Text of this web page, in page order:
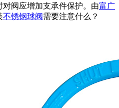
阀应增加支承件保护。由富广
不锈钢球阀需要注意什么？